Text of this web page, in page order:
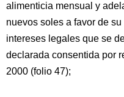
alimenticia mensual y
nuevos soles a favor de
intereses legales que se
declarada consentida por
2000 (folio 47);